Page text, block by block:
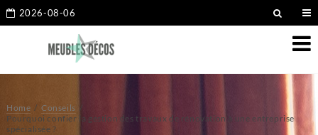
2026-08-06
Home
Conseils
Pourquoi confier la gestion des travaux de rénovation à une entreprise
spécialisée ?